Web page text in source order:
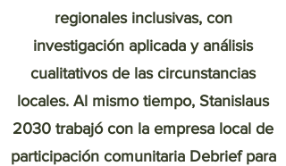
regionales inclusivas, con
investigación aplicada y análisis
cualitativos de las circunstancias
locales. Al mismo tiempo, Stanislaus
2030 trabajó con la empresa local de
participación comunitaria Debrief para